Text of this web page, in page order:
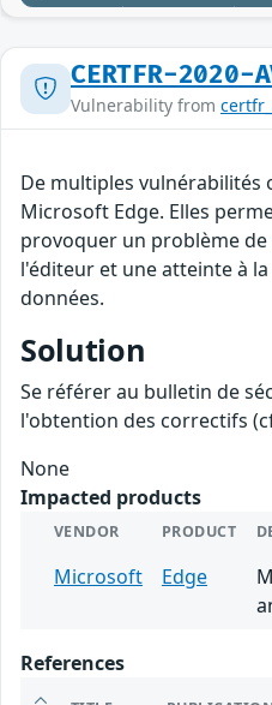
CERTFR-2020-
Vulnerability from
De multiples vulnérabilités
Microsoft Edge. Elles
provoquer un problème
l'éditeur et une atteinte à
données.
Solution
Se référer au bulletin de
l'obtention des correctifs
None
Impacted products
VENDOR PRODUCT
Microsoft Edge
References